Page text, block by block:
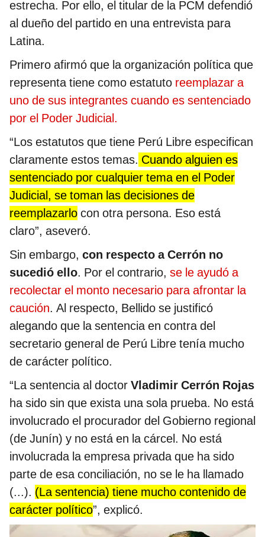
estrecha. Por ello, el titular de la PCM defendió
al dueño del partido en una entrevista para
Latina.
Primero afirmó que la organización política que
representa tiene como estatuto reemplazar a
uno de sus integrantes cuando es sentenciado
por el Poder Judicial.
“Los estatutos que tiene Perú Libre especifican
claramente estos temas. Cuando alguien es
sentenciado por cualquier tema en el Poder
Judicial, se toman las decisiones de
reemplazarlo con otra persona. Eso está
claro”, aseveró.
Sin embargo, con respecto a Cerrón no
sucedió ello. Por el contrario, se le ayudó a
recolectar el monto necesario para afrontar la
caución. Al respecto, Bellido se justificó
alegando que la sentencia en contra del
secretario general de Perú Libre tenía mucho
de carácter político.
“La sentencia al doctor Vladimir Cerrón Rojas
ha sido sin que exista una sola prueba. No está
involucrado el procurador del Gobierno regional
(de Junín) y no está en la cárcel. No está
involucrada la empresa privada que ha sido
parte de esa conciliación, no se le ha llamado
(...). (La sentencia) tiene mucho contenido de
carácter político”, explicó.